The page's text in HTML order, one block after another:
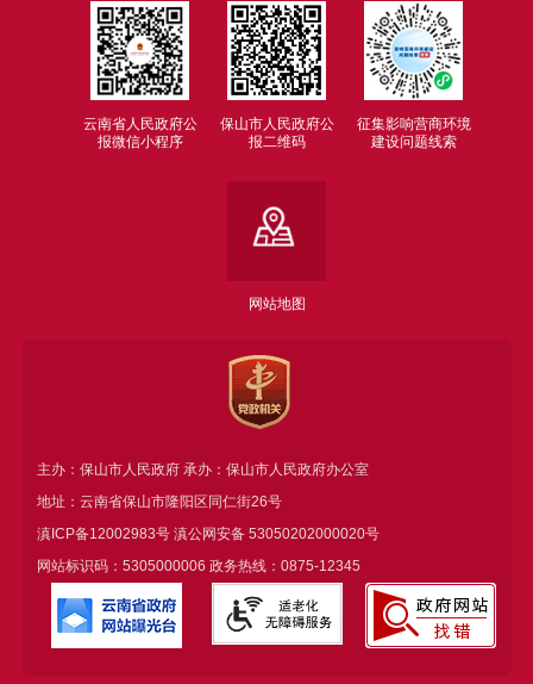
云南省人民政府公
报微信小程序
保山市人民政府公
报二维码
征集影响营商环境
建设问题线索
网站地图
主办：保山市人民政府 承办：保山市人民政府办公室
地址：云南省保山市隆阳区同仁街26号
滇ICP备12002983号滇公网安备 53050202000020号
网站标识码：5305000006 政务热线：0875-12345